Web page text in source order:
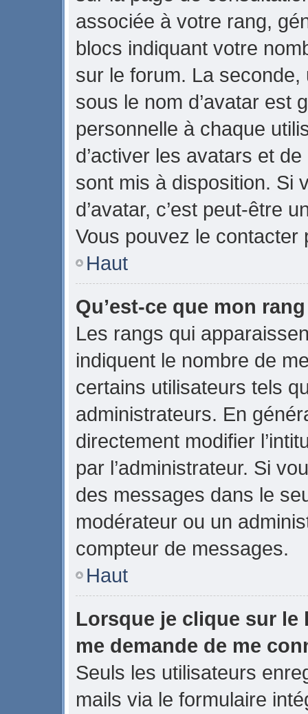
associée à votre rang,
blocs indiquant votre
sur le forum. La
sous le nom d’avatar est
personnelle à chaque
d’activer les avatars et
sont mis à disposition. Si
d’avatar, c’est peut-être
Vous pouvez le
Haut
Qu’est-ce que mon
Les rangs qui
indiquent le nombre de
certains utilisateurs tels
administrateurs. En
directement modifier
par l’administrateur. Si
des messages dans le
modérateur ou un
compteur de messages.
Haut
Lorsque je clique sur
me demande de me
Seuls les utilisateurs
mails via le formulaire